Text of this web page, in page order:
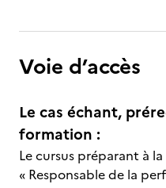
Voie d’accès
Le cas échant,
formation :
Le cursus préparant à
« Responsable de la